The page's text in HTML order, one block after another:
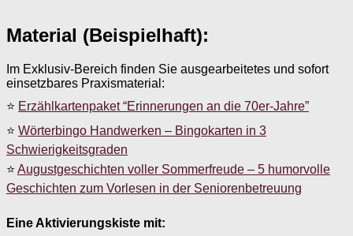
Material (Beispielhaft):
Im Exklusiv-Bereich finden Sie ausgearbeitetes und sofort
einsetzbares Praxismaterial:
⭐ Erzählkartenpaket “Erinnerungen an die 70er-Jahre”
⭐ Wörterbingo Handwerken – Bingokarten in 3
Schwierigkeitsgraden
⭐ Augustgeschichten voller Sommerfreude – 5 humorvolle
Geschichten zum Vorlesen in der Seniorenbetreuung
Eine Aktivierungskiste mit: